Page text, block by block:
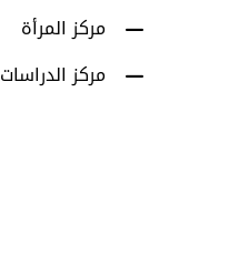
مركز المرأة
مركز